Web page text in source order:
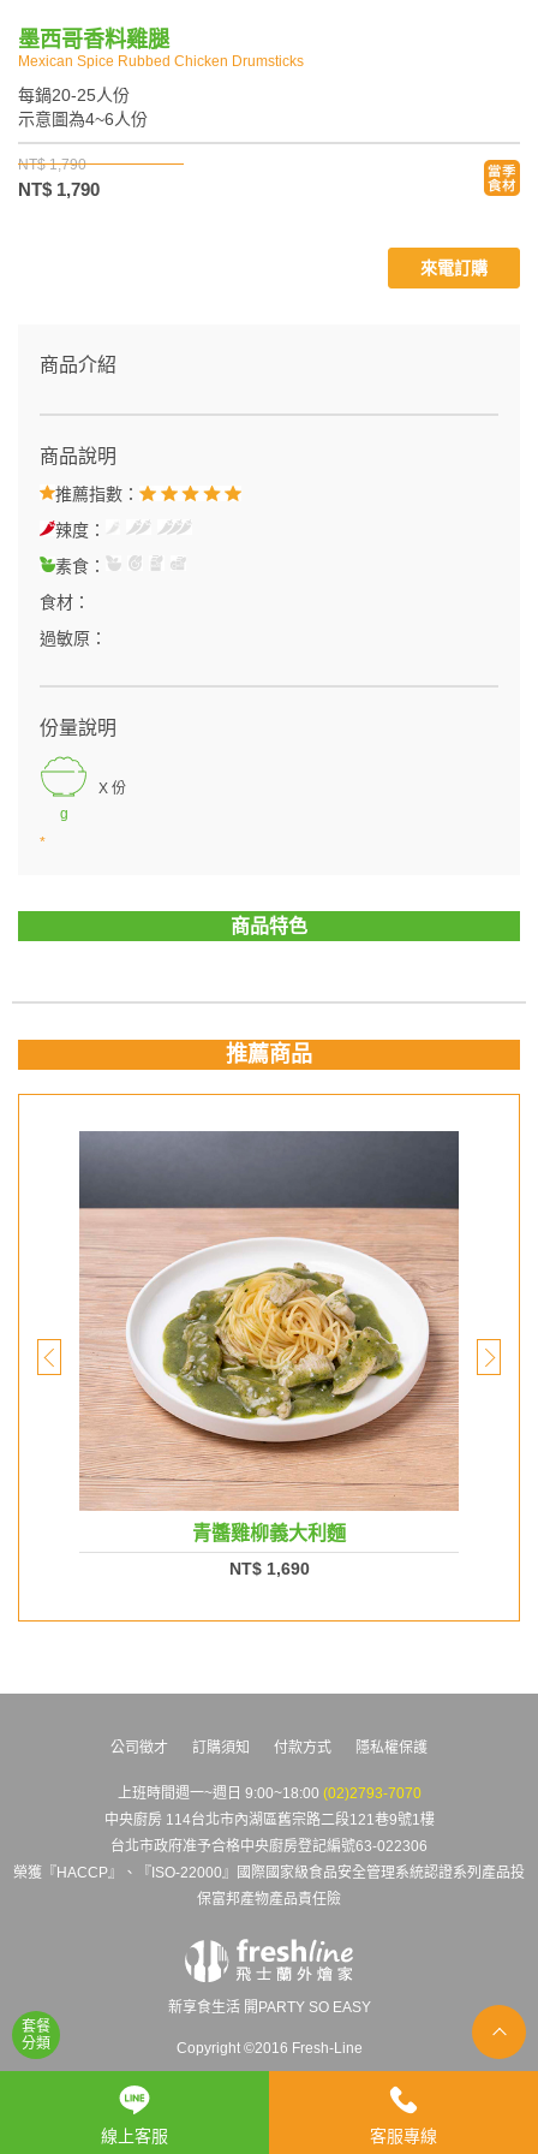
套餐
分類
墨西哥香料雞腿
Mexican Spice Rubbed Chicken Drumsticks
每鍋20-25人份
示意圖為4~6人份
NT$ 1,790
NT$ 1,790
商品介紹
商品說明
推薦指數：
辣度：
素食：
食材：
過敏原：
份量說明
g
X 份
*
來電訂購
商品特色
推薦商品
青醬雞柳義大利麵
NT$ 1,690
公司徵才 訂購須知 付款方式 隱私權保護
上班時間週一~週日 9:00~18:00 (02)2793-7070
中央廚房 114台北市內湖區舊宗路二段121巷9號1樓
台北市政府准予合格中央廚房登記編號63-022306
榮獲『HACCP』、『ISO-22000』國際國家級食品安全管理系統認證系列產品投
保富邦產物產品責任險
新享食生活 開PARTY SO EASY
Copyright ©2016 Fresh-Line
線上客服 客服專線